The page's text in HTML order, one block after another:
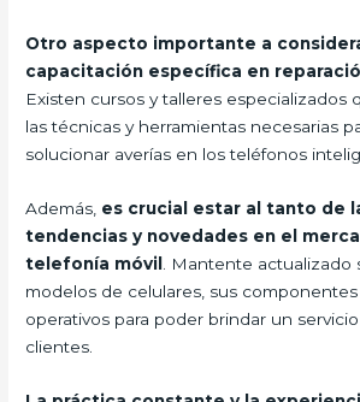
Otro aspecto importante a
capacitación específica en
Existen cursos y talleres especializados
las técnicas y herramientas necesarias
solucionar averías en los teléfonos
Además, es crucial estar al tanto de
tendencias y novedades en el
telefonía móvil
. Mantente
modelos de celulares, sus componentes
operativos para poder brindar un
clientes.